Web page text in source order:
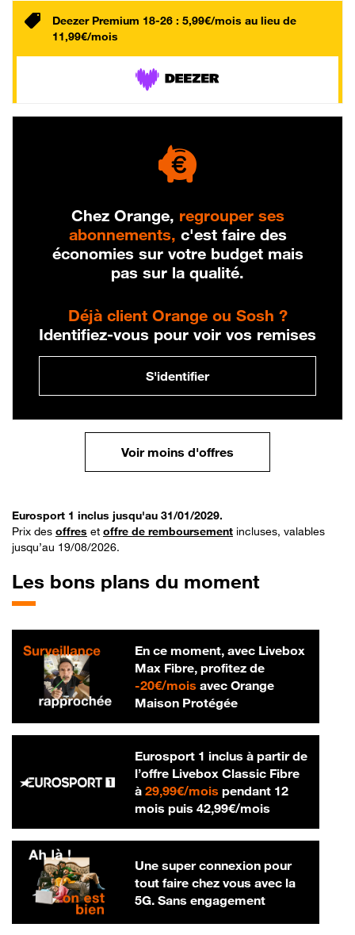
Deezer Premium 18-26 : 5,99€/mois au lieu de
11,99€/mois
Chez Orange, regrouper ses
abonnements, c'est faire des
économies sur votre budget mais
pas sur la qualité.
Déjà client Orange ou Sosh ?
Identifiez-vous pour voir vos remises
S'identifier
Voir moins d'offres
Eurosport 1 inclus jusqu'au 31/01/2029.
Prix des offres et offre de remboursement incluses, valables
jusqu’au 19/08/2026.
Les bons plans du moment
En ce moment, avec Livebox
Max Fibre, profitez de
-20€/mois20 € par mois
avec Orange
Maison Protégée
Eurosport 1 inclus à partir de
l’offre Livebox Classic Fibre
à 29,99€/mois29,99 € par mois
pendant 12
mois puis 42,99€/mois42,99 € par
Une super connexion pour
tout faire chez vous avec la
5G. Sans engagement